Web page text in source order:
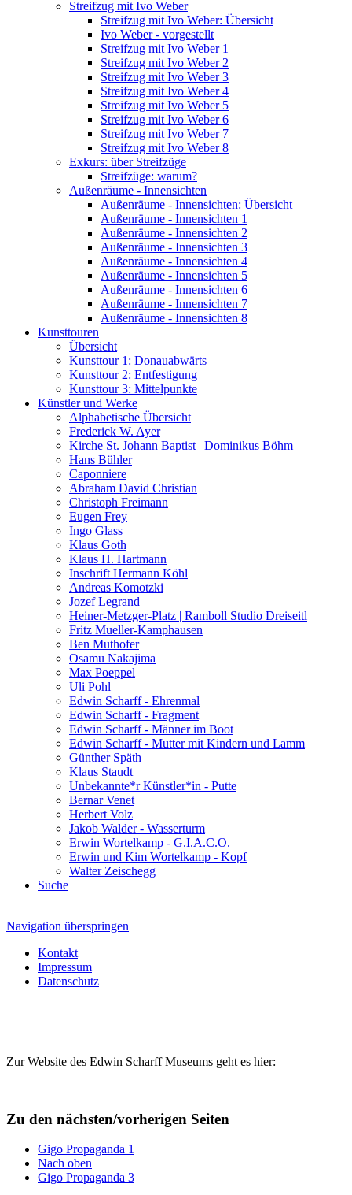
Streifzug mit Ivo Weber
Streifzug mit Ivo Weber: Übersicht
Ivo Weber - vorgestellt
Streifzug mit Ivo Weber 1
Streifzug mit Ivo Weber 2
Streifzug mit Ivo Weber 3
Streifzug mit Ivo Weber 4
Streifzug mit Ivo Weber 5
Streifzug mit Ivo Weber 6
Streifzug mit Ivo Weber 7
Streifzug mit Ivo Weber 8
Exkurs: über Streifzüge
Streifzüge: warum?
Außenräume - Innensichten
Außenräume - Innensichten: Übersicht
Außenräume - Innensichten 1
Außenräume - Innensichten 2
Außenräume - Innensichten 3
Außenräume - Innensichten 4
Außenräume - Innensichten 5
Außenräume - Innensichten 6
Außenräume - Innensichten 7
Außenräume - Innensichten 8
Kunsttouren
Übersicht
Kunsttour 1: Donauabwärts
Kunsttour 2: Entfestigung
Kunsttour 3: Mittelpunkte
Künstler und Werke
Alphabetische Übersicht
Frederick W. Ayer
Kirche St. Johann Baptist | Dominikus Böhm
Hans Bühler
Caponniere
Abraham David Christian
Christoph Freimann
Eugen Frey
Ingo Glass
Klaus Goth
Klaus H. Hartmann
Inschrift Hermann Köhl
Andreas Komotzki
Jozef Legrand
Heiner-Metzger-Platz | Ramboll Studio Dreiseitl
Fritz Mueller-Kamphausen
Ben Muthofer
Osamu Nakajima
Max Poeppel
Uli Pohl
Edwin Scharff - Ehrenmal
Edwin Scharff - Fragment
Edwin Scharff - Männer im Boot
Edwin Scharff - Mutter mit Kindern und Lamm
Günther Späth
Klaus Staudt
Unbekannte*r Künstler*in - Putte
Bernar Venet
Herbert Volz
Jakob Walder - Wasserturm
Erwin Wortelkamp - G.I.A.C.O.
Erwin und Kim Wortelkamp - Kopf
Walter Zeischegg
Suche
Navigation überspringen
Kontakt
Impressum
Datenschutz
Zur Website des Edwin Scharff Museums geht es hier:
Zu den nächsten/vorherigen Seiten
Gigo Propaganda 1
Nach oben
Gigo Propaganda 3